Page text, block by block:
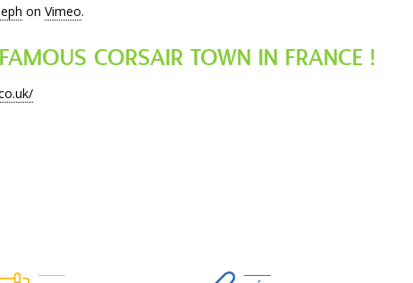
on Vimeo.
CORSAIR TOWN IN FRANCE !